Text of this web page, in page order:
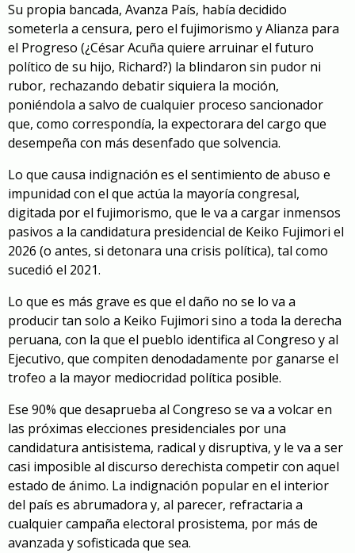
Su propia bancada, Avanza País, había decidido
someterla a censura, pero el fujimorismo y Alianza para
el Progreso (¿César Acuña quiere arruinar el futuro
político de su hijo, Richard?) la blindaron sin pudor ni
rubor, rechazando debatir siquiera la moción,
poniéndola a salvo de cualquier proceso sancionador
que, como correspondía, la expectorara del cargo que
desempeña con más desenfado que solvencia.
Lo que causa indignación es el sentimiento de abuso e
impunidad con el que actúa la mayoría congresal,
digitada por el fujimorismo, que le va a cargar inmensos
pasivos a la candidatura presidencial de Keiko Fujimori el
2026 (o antes, si detonara una crisis política), tal como
sucedió el 2021.
Lo que es más grave es que el daño no se lo va a
producir tan solo a Keiko Fujimori sino a toda la derecha
peruana, con la que el pueblo identifica al Congreso y al
Ejecutivo, que compiten denodadamente por ganarse el
trofeo a la mayor mediocridad política posible.
Ese 90% que desaprueba al Congreso se va a volcar en
las próximas elecciones presidenciales por una
candidatura antisistema, radical y disruptiva, y le va a ser
casi imposible al discurso derechista competir con aquel
estado de ánimo. La indignación popular en el interior
del país es abrumadora y, al parecer, refractaria a
cualquier campaña electoral prosistema, por más de
avanzada y sofisticada que sea.